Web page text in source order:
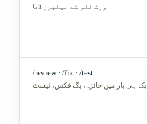
Git ورک فلو کے ہیلپرز
/review · /fix · /test
ایک ہی بار میں جائزہ، بگ فکس، ٹیسٹ